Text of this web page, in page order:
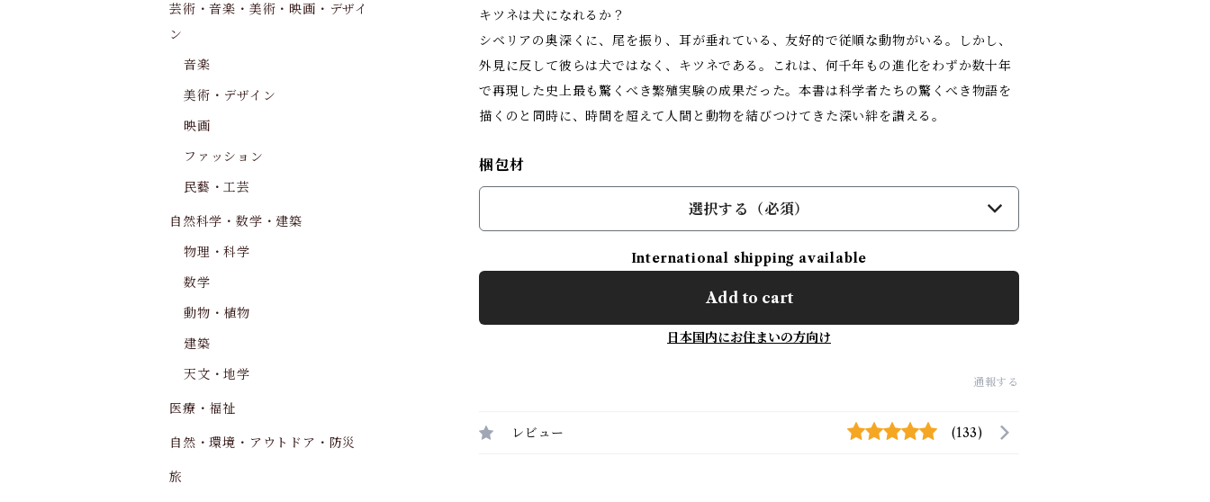
キツネは犬になれるか？
シベリアの奥深くに、尾を振り、耳が垂れている、友好的で従順な動物がいる。しかし、
外見に反して彼らは犬ではなく、キツネである。これは、何千年もの進化をわずか数十年
で再現した史上最も驚くべき繁殖実験の成果だった。本書は科学者たちの驚くべき物語を
描くのと同時に、時間を超えて人間と動物を結びつけてきた深い絆を讃える。
梱包材
選択する（必須）
International shipping available
Add to cart
日本国内にお住まいの方向け
通報する
レビュー (133)
芸術・音楽・美術・映画・デザイ
ン
音楽
美術・デザイン
映画
ファッション
民藝・工芸
自然科学・数学・建築
物理・科学
数学
動物・植物
建築
天文・地学
医療・福祉
自然・環境・アウトドア・防災
旅